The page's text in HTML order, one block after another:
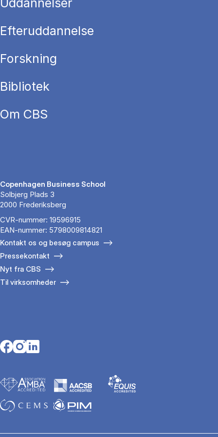
Uddannelser
Efteruddannelse
Forskning
Bibliotek
Om CBS
Copenhagen Business School
Solbjerg Plads 3
2000 Frederiksberg
CVR-nummer: 19596915
EAN-nummer: 5798009814821
Kontakt os og besøg campus
Pressekontakt
Nyt fra CBS
Til virksomheder
Opens in a new tab
Opens in a new tab
Opens in a new tab